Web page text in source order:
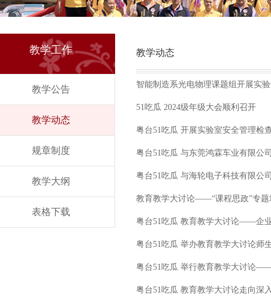
教学工作
教学公告
教学动态
规章制度
教学大纲
表格下载
教学动态
智能制造系光电物理课题组开展实
51吃瓜 2024级年级大会顺利召开
粤台51吃瓜 开展实验室安全管理检
粤台51吃瓜 与东莞鸿霖车业有限公
粤台51吃瓜 与海轮电子科技有限公
教育教学大讨论——“课程思政”专题
粤台51吃瓜 教育教学大讨论——企
粤台51吃瓜 举办教育教学大讨论师
粤台51吃瓜 举行教育教学大讨论
粤台51吃瓜 教育教学大讨论走向深入